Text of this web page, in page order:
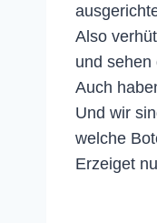
Also
und
Auch
Und wir
welche
Erzeiget